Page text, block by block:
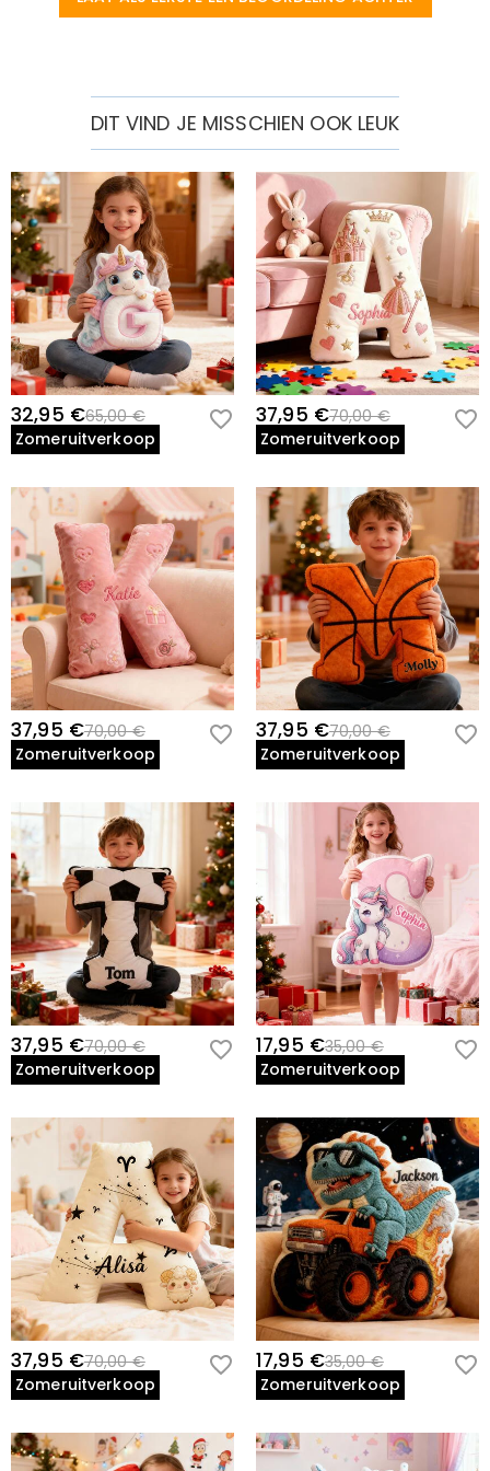
DIT VIND JE MISSCHIEN OOK LEUK
32,95 €65,00 €
Zomeruitverkoop
37,95 €70,00 €
Zomeruitverkoop
37,95 €70,00 €
Zomeruitverkoop
37,95 €70,00 €
Zomeruitverkoop
37,95 €70,00 €
Zomeruitverkoop
17,95 €35,00 €
Zomeruitverkoop
37,95 €70,00 €
Zomeruitverkoop
17,95 €35,00 €
Zomeruitverkoop